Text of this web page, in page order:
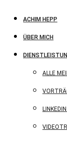
ACHIM HEPP
ÜBER MICH
ALLE